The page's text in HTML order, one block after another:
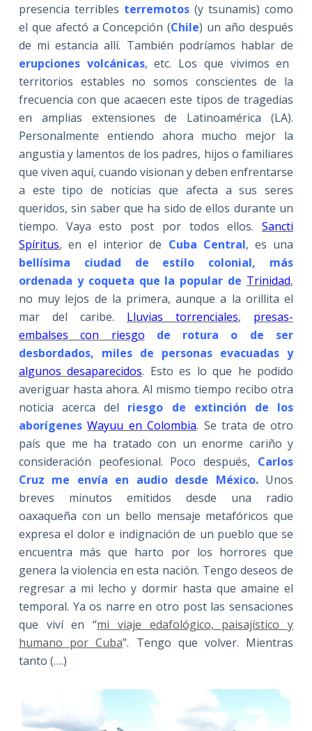
presencia terribles terremotos (y tsunamis) como
el que afectó a Concepción (Chile) un año después
de mi estancia allí. También podríamos hablar de
erupciones volcánicas, etc. Los que vivimos en
territorios estables no somos conscientes de la
frecuencia con que acaecen este tipos de tragedias
en amplias extensiones de Latinoamérica (LA).
Personalmente entiendo ahora mucho mejor la
angustia y lamentos de los padres, hijos o familiares
que viven aquí, cuando visionan y deben enfrentarse
a este tipo de noticias que afecta a sus seres
queridos, sin saber que ha sido de ellos durante un
tiempo. Vaya esto post por todos ellos.Sancti
Spíritus, en el interior de Cuba Central, es una
bellísima ciudad de estilo colonial, más
ordenada y coqueta que la popular de Trinidad,
no muy lejos de la primera, aunque a la orillita el
mar del caribe. Lluvias torrenciales, presas-
embalses con riesgo
de rotura o de ser
desbordados, miles de personas evacuadas y
algunos desaparecidos. Esto es lo que he podido
averiguar hasta ahora. Al mismo tiempo recibo otra
noticia acerca del riesgo de extinción de los
aborígenesWayuu en Colombia. Se trata de otro
país que me ha tratado con un enorme cariño y
consideración peofesional. Poco después, Carlos
Cruz me envía en audio desde México. Unos
breves minutos emitidos desde una radio
oaxaqueña con un bello mensaje metafóricos que
expresa el dolor e indignación de un pueblo que se
encuentra más que harto por los horrores que
genera la violencia en esta nación. Tengo deseos de
regresar a mi lecho y dormir hasta que amaine el
temporal. Ya os narre en otro post las sensaciones
que viví en “mi viaje edafológico, paisajístico y
humano por Cuba”. Tengo que volver. Mientras
tanto (….)